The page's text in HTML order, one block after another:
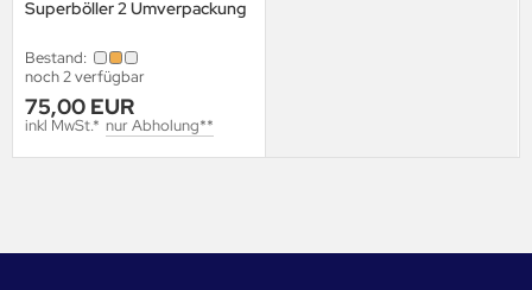
Superböller 2 Umverpackung
Bestand:
noch 2 verfügbar
75,00 EUR
inkl MwSt.* nur Abholung**